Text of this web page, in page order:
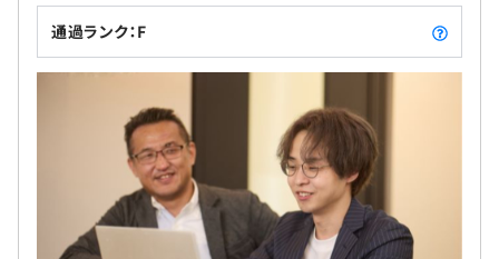
通過ランク：F